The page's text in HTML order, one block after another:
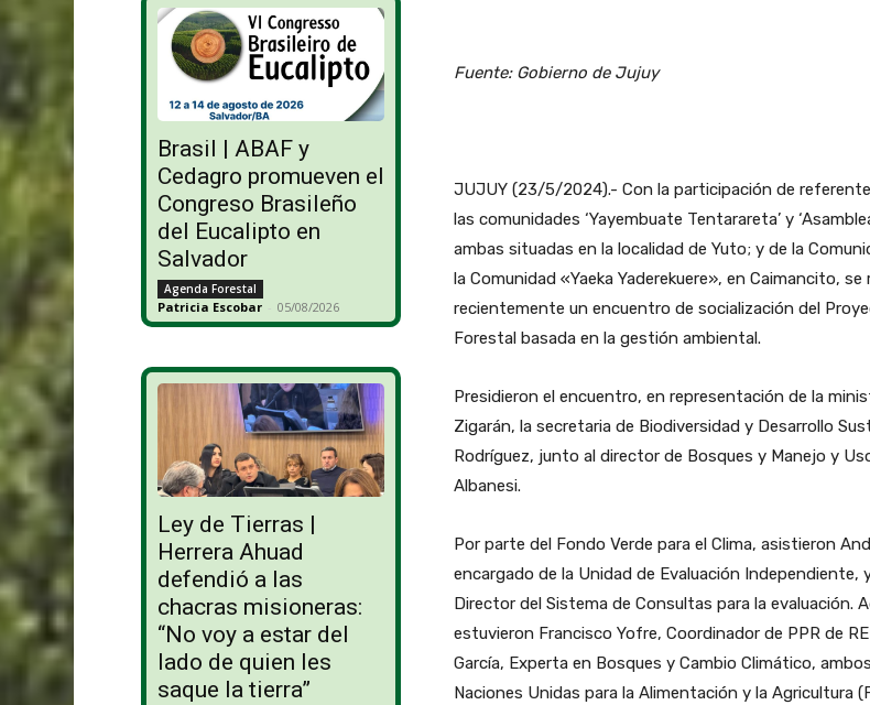
Brasil | ABAF y
Cedagro promueven el
Congreso Brasileño
del Eucalipto en
Salvador
Agenda Forestal
Patricia Escobar - 05/08/2026
Ley de Tierras |
Herrera Ahuad
defendió a las
chacras misioneras:
“No voy a estar del
lado de quien les
saque la tierra”
Fuente: Gobierno de Jujuy
JUJUY (23/5/2024).- Con la participación de
las comunidades ‘Yayembuate Tentarareta’ y
ambas situadas en la localidad de Yuto; y de la
la Comunidad «Yaeka Yaderekuere», en Caimancito, se
recientemente un encuentro de socialización del
Forestal basada en la gestión ambiental.
Presidieron el encuentro, en representación de la
Zigarán, la secretaria de Biodiversidad y Desarrollo
Rodríguez, junto al director de Bosques y Manejo y
Albanesi.
Por parte del Fondo Verde para el Clima, asistieron
encargado de la Unidad de Evaluación Independiente,
Director del Sistema de Consultas para la evaluación.
estuvieron Francisco Yofre, Coordinador de PPR de
García, Experta en Bosques y Cambio Climático,
Naciones Unidas para la Alimentación y la Agricultura